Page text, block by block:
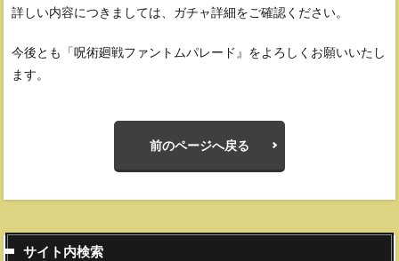
詳しい内容につきましては、ガチャ詳細をご確認ください。
今後とも「呪術廻戦ファントムパレード』をよろしくお願いいたし
ます。
前のページへ戻る
サイト内検索